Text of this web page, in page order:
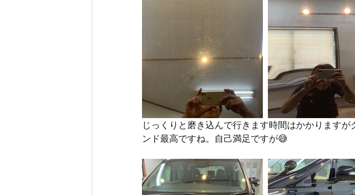
じっくりと磨き込んで行きます時間はかかります
ンド最高ですね。自己満足ですが😅